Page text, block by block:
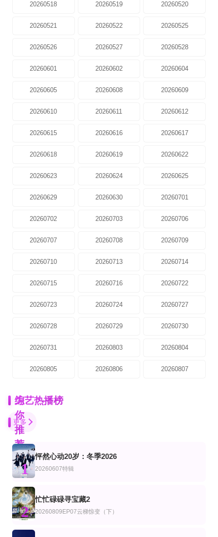
20260518 20260519 20260520
20260521 20260522 20260525
20260526 20260527 20260528
20260601 20260602 20260604
20260605 20260608 20260609
20260610 20260611 20260612
20260615 20260616 20260617
20260618 20260619 20260622
20260623 20260624 20260625
20260629 20260630 20260701
20260702 20260703 20260706
20260707 20260708 20260709
20260710 20260713 20260714
20260715 20260716 20260722
20260723 20260724 20260727
20260728 20260729 20260730
20260731 20260803 20260804
20260805 20260806 20260807
为
你
推
荐
第6期
天籁与少年
更新至20260703期
炽热的夏天
完结
王朝第二季
第5期
南极巨龙大战
第1集
山河归人
更新至04集
爱情盲选：阿根廷篇第2季
综艺热播榜
更多
1
怦然心动20岁：冬季2026
20260607特辑
2
忙忙碌碌寻宝藏2
20260809EP07云梯惊变（下）